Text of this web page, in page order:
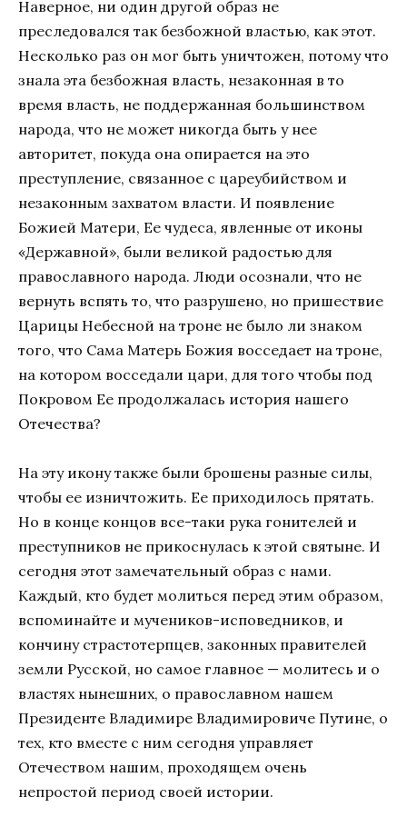
Наверное, ни один другой образ не
преследовался так безбожной властью, как этот.
Несколько раз он мог быть уничтожен, потому что
знала эта безбожная власть, незаконная в то
время власть, не поддержанная большинством
народа, что не может никогда быть у нее
авторитет, покуда она опирается на это
преступление, связанное с цареубийством и
незаконным захватом власти. И появление
Божией Матери, Ее чудеса, явленные от иконы
«Державной», были великой радостью для
православного народа. Люди осознали, что не
вернуть вспять то, что разрушено, но пришествие
Царицы Небесной на троне не было ли знаком
того, что Сама Матерь Божия восседает на троне,
на котором восседали цари, для того чтобы под
Покровом Ее продолжалась история нашего
Отечества?
На эту икону также были брошены разные силы,
чтобы ее изничтожить. Ее приходилось прятать.
Но в конце концов все-таки рука гонителей и
преступников не прикоснулась к этой святыне. И
сегодня этот замечательный образ с нами.
Каждый, кто будет молиться перед этим образом,
вспоминайте и мучеников-исповедников, и
кончину страстотерпцев, законных правителей
земли Русской, но самое главное — молитесь и о
властях нынешних, о православном нашем
Президенте Владимире Владимировиче Путине, о
тех, кто вместе с ним сегодня управляет
Отечеством нашим, проходящем очень
непростой период своей истории.